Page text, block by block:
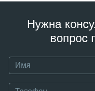
Нужна
вопрос